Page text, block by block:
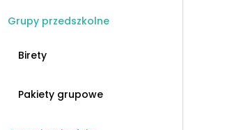
Grupy przedszkolne
Birety
Pakiety grupowe